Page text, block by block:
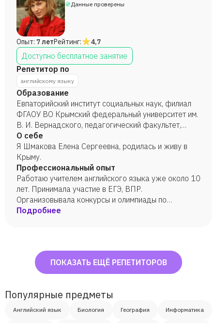
Данные проверены
Опыт: 7 летРейтинг: 4,7
Доступно бесплатное занятие
Репетитор по
английскому языку
Образование
Евпаторийский институт социальных наук, филиал
ФГАОУ ВО Крымский федеральный университет им.
В. И. Вернадского, педагогический факультет,
педагогика и методика среднего образования,
специальность: язык и литература (английский),
2008 год.
О себе
Я Шмакова Елена Сергеевна, родилась и живу в
Крыму.
Профессиональный опыт
Работаю учителем английского языка уже около 10
лет. Принимала участие в ЕГЭ, ВПР.
Организовывала конкурсы и олимпиады по
английскому языку.
Подробнее
ПОКАЗАТЬ ЕЩЁ РЕПЕТИТОРОВ
Популярные предметы
Английский язык Биология География Информатика